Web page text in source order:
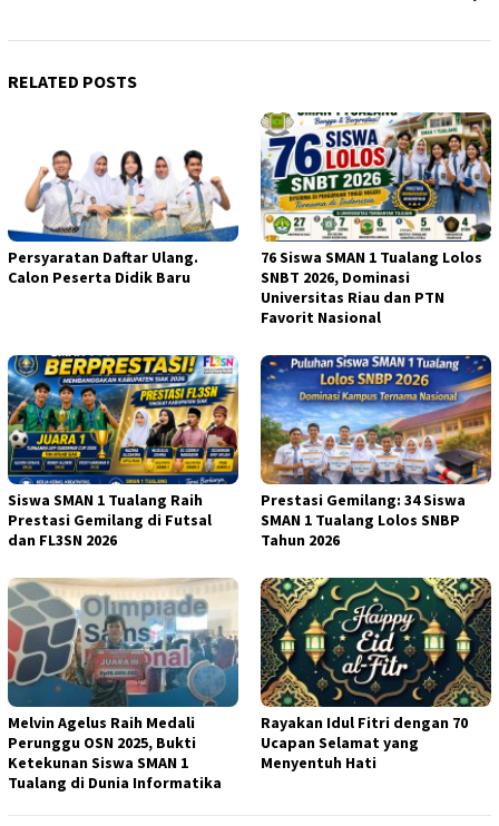
RELATED POSTS
Persyaratan Daftar Ulang.
Calon Peserta Didik Baru
76 Siswa SMAN 1 Tualang Lolos
SNBT 2026, Dominasi
Universitas Riau dan PTN
Favorit Nasional
Siswa SMAN 1 Tualang Raih
Prestasi Gemilang di Futsal
dan FL3SN 2026
Prestasi Gemilang: 34 Siswa
SMAN 1 Tualang Lolos SNBP
Tahun 2026
Melvin Agelus Raih Medali
Perunggu OSN 2025, Bukti
Ketekunan Siswa SMAN 1
Tualang di Dunia Informatika
Rayakan Idul Fitri dengan 70
Ucapan Selamat yang
Menyentuh Hati